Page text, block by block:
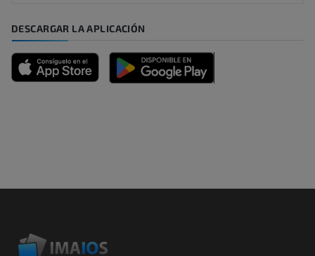
DESCARGAR LA APLICACIÓN